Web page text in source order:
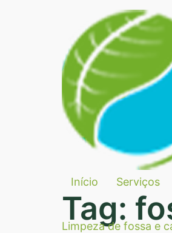
Início Serviços
Tag:
Limpeza de fossa e